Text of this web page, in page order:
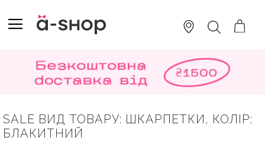
TO
CONTENT
ПОШУК
SALE ВИД ТОВАРУ: ШКАРПЕТКИ, КОЛІР:
БЛАКИТНИЙ